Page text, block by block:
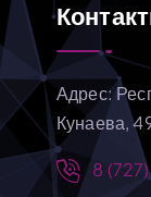
я
п
о
Адрес:
Кунаева,
8